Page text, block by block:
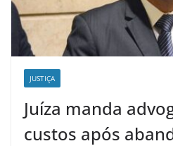
JUSTIÇA
Juíza manda
custos após